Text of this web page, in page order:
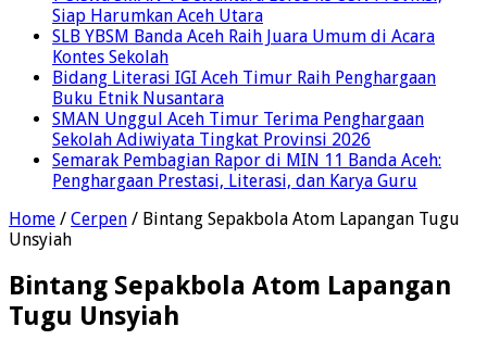
Siap Harumkan Aceh Utara
SLB YBSM Banda Aceh Raih Juara Umum di Acara
Kontes Sekolah
Bidang Literasi IGI Aceh Timur Raih Penghargaan
Buku Etnik Nusantara
SMAN Unggul Aceh Timur Terima Penghargaan
Sekolah Adiwiyata Tingkat Provinsi 2026
Semarak Pembagian Rapor di MIN 11 Banda Aceh:
Penghargaan Prestasi, Literasi, dan Karya Guru
Home / Cerpen / Bintang Sepakbola Atom Lapangan Tugu
Unsyiah
Bintang Sepakbola Atom Lapangan
Tugu Unsyiah